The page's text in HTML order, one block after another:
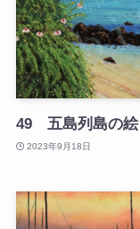
49 五島列島の絵
2023年9月18日